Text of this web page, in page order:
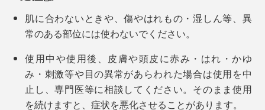
肌に合わないときや、傷やはれもの・湿しん等、異
常のある部位には使わないでください。
使用中や使用後、皮膚や頭皮に赤み・はれ・かゆ
み・刺激等や目の異常があらわれた場合は使用を中
止し、専門医等に相談してください。そのまま使用
を続けますと、症状を悪化させることがあります。